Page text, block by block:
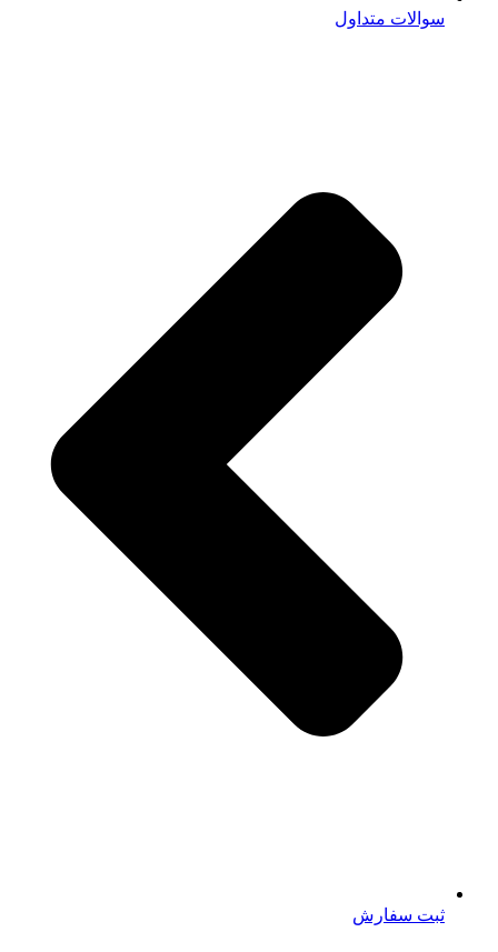
سوالات متداول
ثبت سفارش